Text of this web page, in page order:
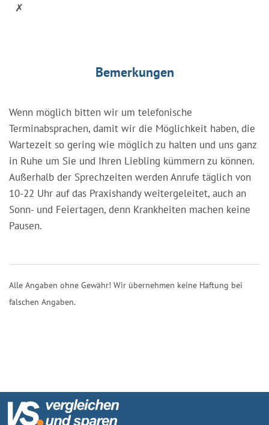
✗
Bemerkungen
Wenn möglich bitten wir um telefonische
Terminabsprachen, damit wir die Möglichkeit haben, die
Wartezeit so gering wie möglich zu halten und uns ganz
in Ruhe um Sie und Ihren Liebling kümmern zu können.
Außerhalb der Sprechzeiten werden Anrufe täglich von
10-22 Uhr auf das Praxishandy weitergeleitet, auch an
Sonn- und Feiertagen, denn Krankheiten machen keine
Pausen.
Alle Angaben ohne Gewähr! Wir übernehmen keine Haftung bei
falschen Angaben.